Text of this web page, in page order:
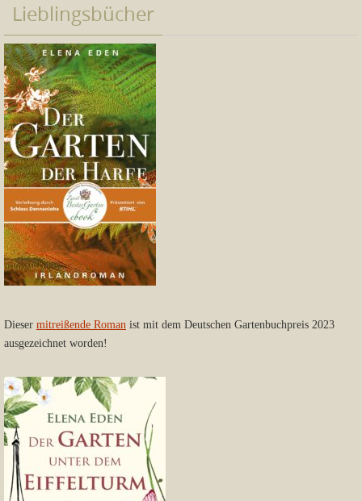
Lieblingsbücher
Dieser mitreißende Roman ist mit dem Deutschen Gartenbuchpreis 2023
ausgezeichnet worden!